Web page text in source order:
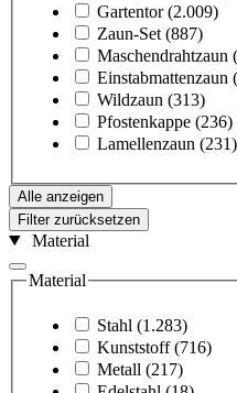
Gartentor (2.009)
Zaun-Set (887)
Maschendrahtzaun
Einstabmattenzaun
Wildzaun (313)
Pfostenkappe (236)
Lamellenzaun (231)
Alle anzeigen
Filter zurücksetzen
Material
Material
Stahl (1.283)
Kunststoff (716)
Metall (217)